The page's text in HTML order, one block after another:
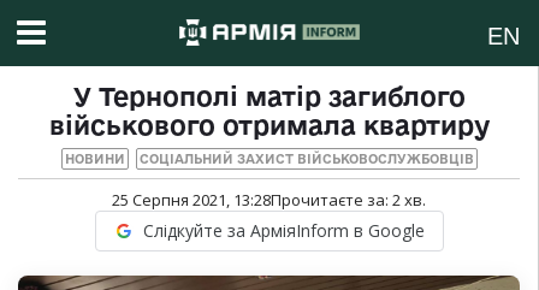
EN
У Тернополі матір загиблого
військового отримала квартиру
НОВИНИ СОЦІАЛЬНИЙ ЗАХИСТ ВІЙСЬКОВОСЛУЖБОВЦІВ
25 Серпня 2021, 13:28Прочитаєте за: 2хв.
Слідкуйте за АрміяInform в Google